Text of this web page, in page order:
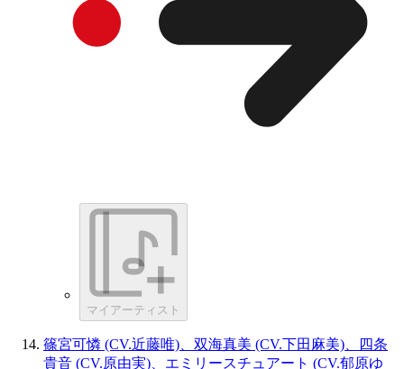
マイアーティスト
篠宮可憐 (CV.近藤唯)、双海真美 (CV.下田麻美)、四条
貴音 (CV.原由実)、エミリースチュアート (CV.郁原ゆ